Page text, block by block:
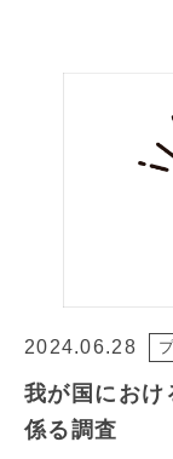
2024.06.28
我が国におけ
係る調査